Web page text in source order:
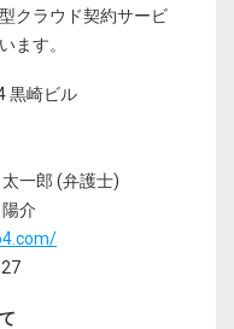
クラウド契約サービ
ます。
黒崎ビル
一郎 (弁護士)
介